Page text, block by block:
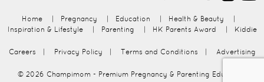
Home | Pregnancy | Education | Health & Beauty
|
Inspiration & Lifestyle
| Parenting | HK Parents Award | Kiddie
Careers | Privacy Policy | Terms and Conditions | Advertising
© 2026 Champimom - Premium Pregnancy & Parenting Education